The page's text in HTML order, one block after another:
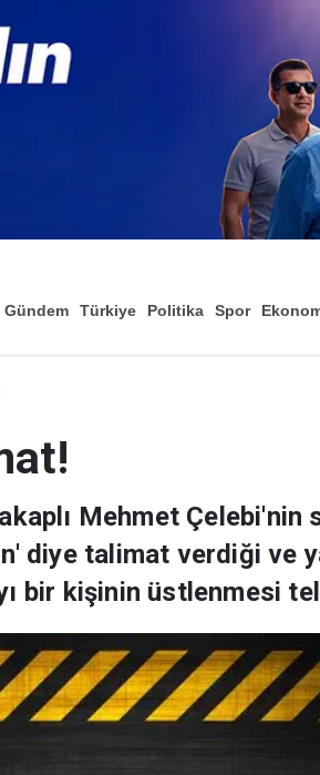
Gündem Türkiye Politika Spor
Mehmet Çelebi'nin
diye talimat verdiği ve
bir kişinin üstlenmesi